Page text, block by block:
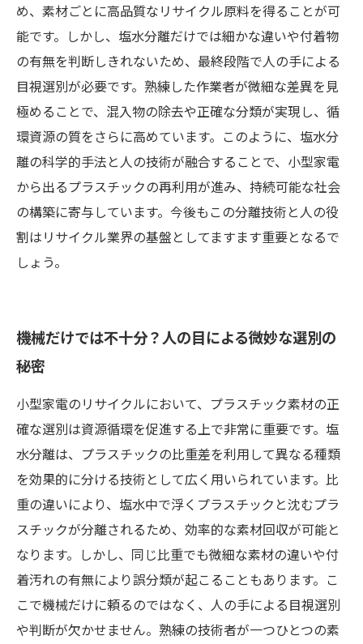
め、素材ごとに高品質なリサイクル原料を得ることが可
能です。しかし、塩水分離だけでは細かな違いや付着物
の有無を判断しきれないため、最終段階で人の手による
目視選別が必要です。熟練した作業者が微細な差異を見
極めることで、混入物の除去や正確な分類が実現し、循
環資源の質をさらに高めています。このように、塩水分
離の科学的手法と人の技術が融合することで、小型家電
から出るプラスチックの再利用が進み、持続可能な社会
の構築に寄与しています。今後もこの分離技術と人の役
割はリサイクル業界の基盤としてますます重要となるで
しょう。
機械だけでは不十分？人の目による微妙な選別の
秘密
小型家電のリサイクルにおいて、プラスチック素材の正
確な選別は資源循環を促進する上で非常に重要です。塩
水分離は、プラスチックの比重差を利用して異なる種類
を効果的に分ける技術として広く用いられています。比
重の違いにより、塩水中で浮くプラスチックと沈むプラ
スチックが分離されるため、効率的な素材回収が可能と
なります。しかし、同じ比重でも微細な素材の違いや付
着汚れの有無により誤分類が起こることもあります。こ
こで機械だけに頼るのではなく、人の手による目視選別
や判断が欠かせません。熟練の技術者が一つひとつの素